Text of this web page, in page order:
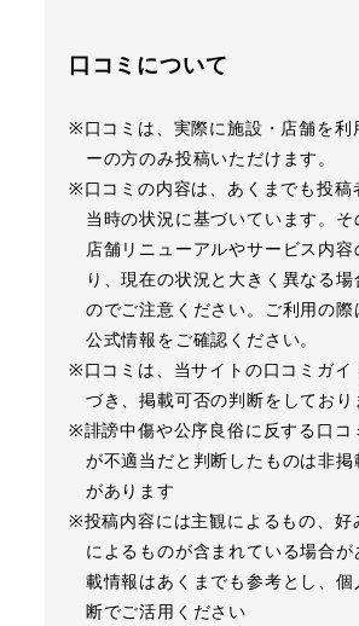
口コミについて
※口コミは、実際に施設・店舗を利
ーの方のみ投稿いただけます。
※口コミの内容は、あくまでも投稿
当時の状況に基づいています。そ
店舗リニューアルやサービス内容
り、現在の状況と大きく異なる
のでご注意ください。ご利用の
公式情報をご確認ください。
※口コミは、当サイトの口コミガイ
づき、掲載可否の判断をしており
※誹謗中傷や公序良俗に反する口コ
が不適当だと判断したものは非掲
があります
※投稿内容には主観によるもの、好
によるものが含まれている場合が
載情報はあくまでも参考とし、個
断でご活用ください